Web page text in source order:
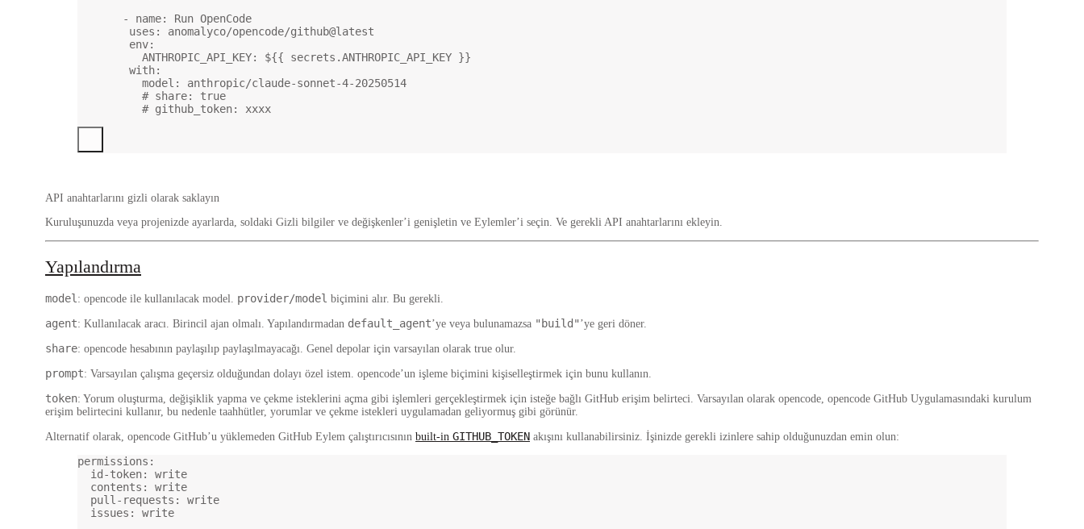
- name: Run OpenCode
uses : anomalyco/opencode/github@latest
env:
ANTHROPIC_API_KEY: ${{ secrets.ANTHROPIC_API_KEY }}
with:
model : anthropic/claude-sonnet-4-20250514
# share: true
# github_token: xxxx
API anahtarlarını gizli olarak saklayın
Kuruluşunuzda veya projenizde ayarlarda , soldaki Gizli bilgiler ve değişkenler’i genişletin ve Eylemler’i seçin. Ve gerekli API anahtarlarını ekleyin.
Yapılandırma
model: opencode ile kullanılacak model. provider/model biçimini alır. Bu gerekli.
agent: Kullanılacak aracı. Birincil ajan olmalı. Yapılandırmadan default_agent’ye veya bulunamazsa "build" ’ye geri döner.
share: opencode hesabının paylaşılıp paylaşılmayacağı. Genel depolar için varsayılan olarak true olur.
prompt: Varsayılan çalışma geçersiz olduğundan dolayı özel istem. opencode’un işleme biçimini kişiselleştirmek için bunu kullanın.
token: Yorum oluşturma, değişiklik yapma ve çekme isteklerini açma gibi işlemleri gerçekleştirmek için isteğe bağlı GitHub erişim belirteci. Varsayılan olarak opencode, opencode GitHub Uygulamasındaki kurulum
erişim belirtecini kullanır, bu nedenle taahhütler, yorumlar ve çekme istekleri uygulamadan geliyormuş gibi görünür.
Alternatif olarak, opencode GitHub’u yüklemeden GitHub Eylem çalıştırıcısının built-in GITHUB_TOKEN akışını kullanabilirsiniz. İşinizde gerekli izinlere sahip olduğunuzdan emin olun:
permissions :
id-token: write
contents : write
pull-requests : write
issues : write